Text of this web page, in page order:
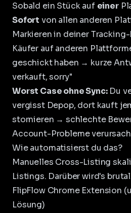
Sobald ein Stück auf einer
Sofort von allen anderen
Markieren in deiner
Käufer auf anderen
geschickt haben → kurze
verkauft, sorry"
Worst Case ohne Sync:Du
vergisst Depop, dort kauft
stornieren → schlechte
Account-Probleme
Wie automatisierst du das?
Manuelles Cross-Listing
Listings. Darüber wird's
FlipFlow Chrome Extension
Lösung)